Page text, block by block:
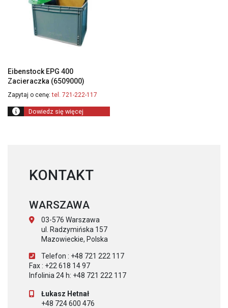
Eibenstock EPG 400
Zacieraczka (6509000)
Zapytaj o cenę: tel. 721-222-117
Dowiedz się więcej
KONTAKT
WARSZAWA
03-576 Warszawa
ul. Radzymińska 157
Mazowieckie, Polska
Telefon : +48 721 222 117
Fax : +22 618 14 97
Infolinia 24 h: +48 721 222 117
Łukasz Hetnał
+48 724 600 476